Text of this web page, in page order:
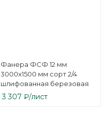
Фанера ФСФ 12 мм
3000х1500 мм сорт 2/4
шлифованная березовая
3 307 ₽/лист